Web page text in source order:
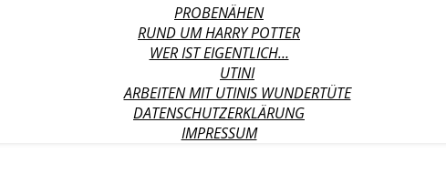
PROBENÄHEN
RUND UM HARRY POTTER
WER IST EIGENTLICH…
UTINI
ARBEITEN MIT UTINIS WUNDERTÜTE
DATENSCHUTZERKLÄRUNG
IMPRESSUM